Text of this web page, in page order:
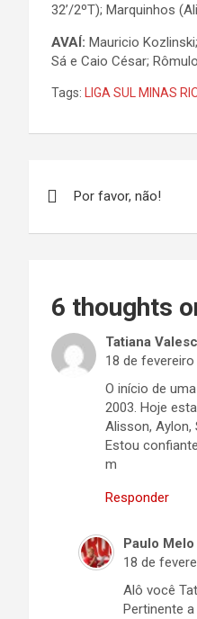
32’/2ºT); Marquinhos
AVAÍ: Mauricio
Sá e Caio César;
Tags: LIGA SUL MINAS
de
Por favor, não!
6 thoughts
Tatiana
18 de
O início de
2003. Hoje
Alisson,
Estou
m
Responder
Paulo Melo
18 de
Alô você
Pertinente